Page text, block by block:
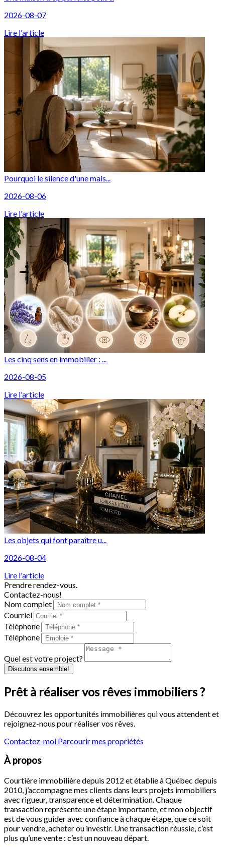
2026-08-07
Lire l'article
Pourquoi le silence d'une mais...
2026-08-06
Lire l'article
Les cinq sens en immobilier : ...
2026-08-05
Lire l'article
Les objets qui font paraître u...
2026-08-04
Lire l'article
Prendre rendez-vous.
Contactez-nous!
Nom complet
Courriel
Téléphone
Téléphone
Quel est votre project?
Discutons ensemble!
Prêt à réaliser vos rêves immobiliers ?
Découvrez les opportunités immobilières qui vous attendent et
rejoignez-nous pour réaliser vos rêves.
Contactez-moi Parcourir mes propriétés
À propos
Courtière immobilière depuis 2012 et établie à Québec depuis
2010, j’accompagne mes clients dans leurs projets immobiliers
avec rigueur, transparence et détermination. Chaque
transaction représente une étape importante, et mon objectif
est de vous guider avec confiance à chaque étape, que ce soit
pour vendre, acheter ou investir. Une transaction réussie, c’est
plus qu’une vente : c’est un nouveau départ.